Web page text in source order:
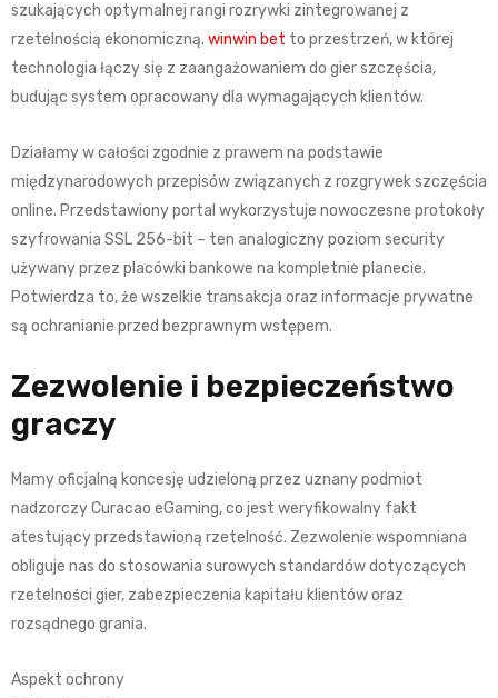
szukających optymalnej rangi rozrywki zintegrowanej z
rzetelnością ekonomiczną. winwin bet to przestrzeń, w której
technologia łączy się z zaangażowaniem do gier szczęścia,
budując system opracowany dla wymagających klientów.
Działamy w całości zgodnie z prawem na podstawie
międzynarodowych przepisów związanych z rozgrywek szczęścia
online. Przedstawiony portal wykorzystuje nowoczesne protokoły
szyfrowania SSL 256-bit – ten analogiczny poziom security
używany przez placówki bankowe na kompletnie planecie.
Potwierdza to, że wszelkie transakcja oraz informacje prywatne
są ochranianie przed bezprawnym wstępem.
Zezwolenie i bezpieczeństwo
graczy
Mamy oficjalną koncesję udzieloną przez uznany podmiot
nadzorczy Curacao eGaming, co jest weryfikowalny fakt
atestujący przedstawioną rzetelność. Zezwolenie wspomniana
obliguje nas do stosowania surowych standardów dotyczących
rzetelności gier, zabezpieczenia kapitału klientów oraz
rozsądnego grania.
Aspekt ochrony